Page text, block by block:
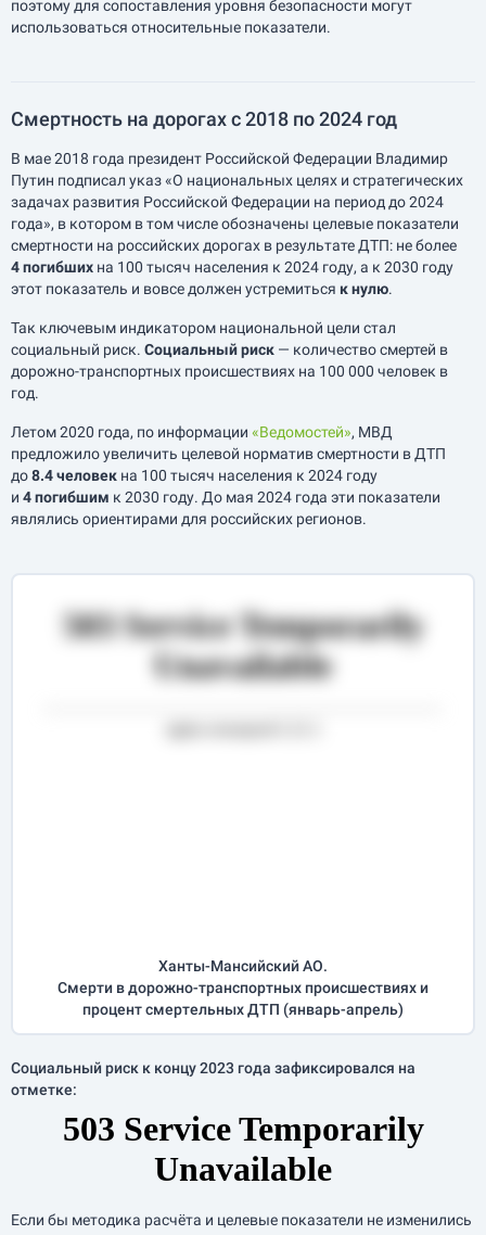
поэтому для сопоставления уровня безопасности могут
использоваться относительные показатели.
Смертность на дорогах с 2018 по 2024 год
В мае 2018 года президент Российской Федерации Владимир
Путин подписал указ «О национальных целях и стратегических
задачах развития Российской Федерации на период до 2024
года», в котором в том числе обозначены целевые показатели
смертности на российских дорогах в результате ДТП: не более
4 погибших на 100 тысяч населения к 2024 году, а к 2030 году
этот показатель и вовсе должен устремиться к нулю.
Так ключевым индикатором национальной цели стал
социальный риск. Социальный риск — количество смертей в
дорожно-транспортных происшествиях на 100 000 человек в
год.
Летом 2020 года, по информации «Ведомостей», МВД
предложило увеличить целевой норматив смертности в ДТП
до8.4 человек на 100 тысяч населения к 2024 году
и 4 погибшим к 2030 году. До мая 2024 года эти показатели
являлись ориентирами для российских регионов.
Ханты-Мансийский АО.
Смерти в дорожно-транспортных происшествиях и
процент смертельных ДТП (январь-апрель)
Социальный риск к концу 2023 года зафиксировался на
отметке:
Если бы методика расчёта и целевые показатели не изменились